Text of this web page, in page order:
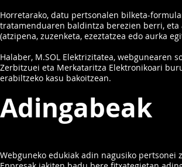
Horretarako, datu pertsonalen bilketa-
tratamenduaren baldintza berezien berri,
(atzipena, zuzenketa, ezeztatzea edo aurka
Halaber, M.SOL Elektrizitatea, webgunearen
Zerbitzuei eta Merkataritza Elektronikoari
erabiltzeko kasu bakoitzean.
Adingabeak
Webguneko edukiak adin nagusiko